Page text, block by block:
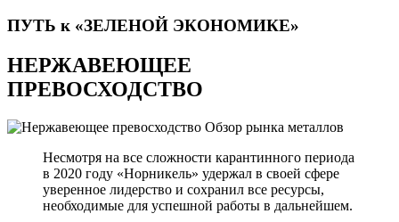
ПУТЬ к «ЗЕЛЕНОЙ ЭКОНОМИКЕ»
НЕРЖАВЕЮЩЕЕ
ПРЕВОСХОДСТВО
Обзор рынка металлов
Несмотря на все сложности карантинного периода
в 2020 году «Норникель» удержал в своей сфере
уверенное лидерство и сохранил все ресурсы,
необходимые для успешной работы в дальнейшем.